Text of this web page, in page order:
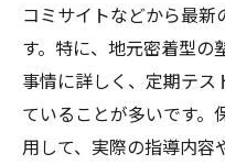
コミサイトなどから最
す。特に、地元密着型の
事情に詳しく、定期テス
ていることが多いです。
用して、実際の指導内容